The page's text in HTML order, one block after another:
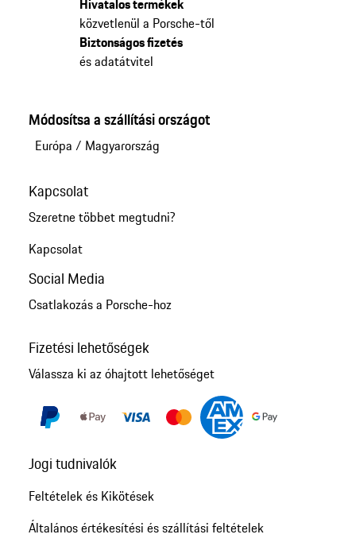
Hivatalos termékek
közvetlenül a Porsche-től
Biztonságos fizetés
és adatátvitel
Módosítsa a szállítási országot
Európa / Magyarország
Kapcsolat
Szeretne többet megtudni?
Kapcsolat
Social Media
Csatlakozás a Porsche-hoz
Fizetési lehetőségek
Válassza ki az óhajtott lehetőséget
Jogi tudnivalók
Feltételek és Kikötések
Általános értékesítési és szállítási feltételek